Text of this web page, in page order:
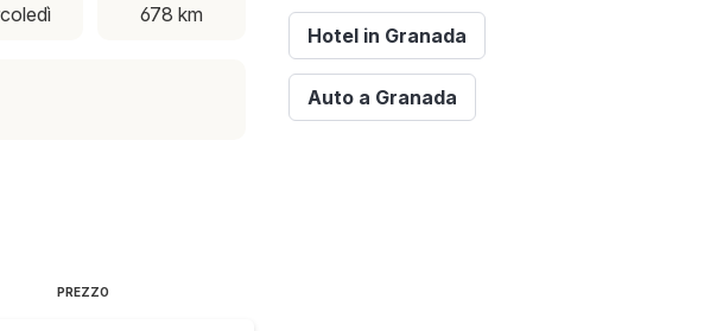
678 km
PREZZO
Hotel in Granada
Auto a Granada